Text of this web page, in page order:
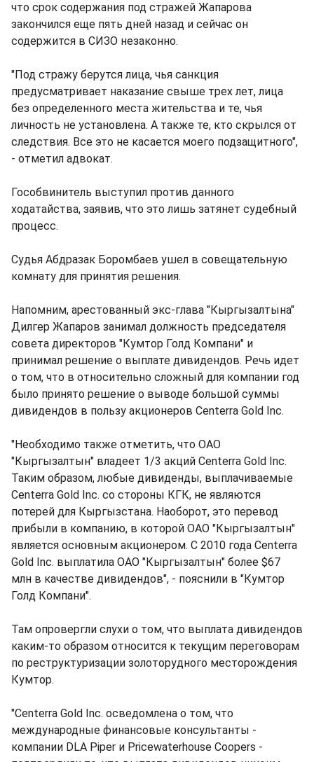
что срок содержания под стражей Жапарова
закончился еще пять дней назад и сейчас он
содержится в СИЗО незаконно.
"Под стражу берутся лица, чья санкция
предусматривает наказание свыше трех лет, лица
без определенного места жительства и те, чья
личность не установлена. А также те, кто скрылся от
следствия. Все это не касается моего подзащитного",
- отметил адвокат.
Гособвинитель выступил против данного
ходатайства, заявив, что это лишь затянет судебный
процесс.
Судья Абдразак Боромбаев ушел в совещательную
комнату для принятия решения.
Напомним, арестованный экс-глава "Кыргызалтына"
Дилгер Жапаров занимал должность председателя
совета директоров "Кумтор Голд Компани" и
принимал решение о выплате дивидендов. Речь идет
о том, что в относительно сложный для компании год
было принято решение о выводе большой суммы
дивидендов в пользу акционеров Centerra Gold Inc.
"Необходимо также отметить, что ОАО
"Кыргызалтын" владеет 1/3 акций Centerra Gold Inc.
Таким образом, любые дивиденды, выплачиваемые
Centerra Gold Inc. со стороны КГК, не являются
потерей для Кыргызстана. Наоборот, это перевод
прибыли в компанию, в которой ОАО "Кыргызалтын"
является основным акционером. С 2010 года Centerra
Gold Inc. выплатила ОАО "Кыргызалтын" более $67
млн в качестве дивидендов", - пояснили в "Кумтор
Голд Компани".
Там опровергли слухи о том, что выплата дивидендов
каким-то образом относится к текущим переговорам
по реструктуризации золоторудного месторождения
Кумтор.
"Centerra Gold Inc. осведомлена о том, что
международные финансовые консультанты -
компании DLA Piper и Pricewaterhouse Coopers -